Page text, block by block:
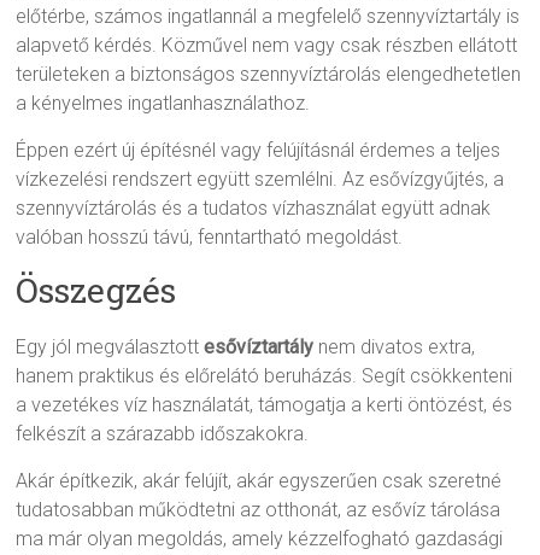
előtérbe, számos ingatlannál a megfelelő szennyvíztartály is
alapvető kérdés. Közművel nem vagy csak részben ellátott
területeken a biztonságos szennyvíztárolás elengedhetetlen
a kényelmes ingatlanhasználathoz.
Éppen ezért új építésnél vagy felújításnál érdemes a teljes
vízkezelési rendszert együtt szemlélni. Az esővízgyűjtés, a
szennyvíztárolás és a tudatos vízhasználat együtt adnak
valóban hosszú távú, fenntartható megoldást.
Összegzés
Egy jól megválasztottesővíztartály nem divatos extra,
hanem praktikus és előrelátó beruházás. Segít csökkenteni
a vezetékes víz használatát, támogatja a kerti öntözést, és
felkészít a szárazabb időszakokra.
Akár építkezik, akár felújít, akár egyszerűen csak szeretné
tudatosabban működtetni az otthonát, az esővíz tárolása
ma már olyan megoldás, amely kézzelfogható gazdasági